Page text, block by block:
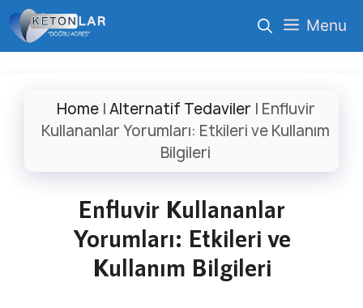
İçeriğe
atla
Menu
Home| Alternatif Tedaviler | Enfluvir
Kullananlar Yorumları: Etkileri ve Kullanım
Bilgileri
Enfluvir Kullananlar
Yorumları: Etkileri ve
Kullanım Bilgileri